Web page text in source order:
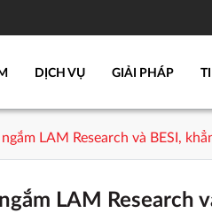
DỊCH VỤ GIẢI PHÁP
LAM Research và BESI,
LAM Research